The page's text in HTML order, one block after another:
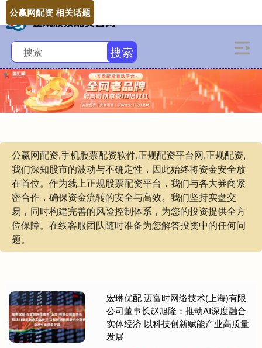
搜索
公赢网配资,手机股票配资软件,正规配资平台网,正规配资,
我们深知股市的波动与不确定性，因此始终将资金安全放
在首位。作为线上正规股票配资平台，我们与各大券商紧
密合作，确保资金流转的安全与高效。我们坚持实盘交
易，同时构建完善的风险控制体系，为您的投资提供全方
位保障。在线客服团队随时准备为您解答投资中的任何问
题。
公赢网配资 相关话题
宏琳优配 迈富时网络技术(上海)有限
公司董事长赵旭隆：推动AI深度融合
实体经济 以科技创新赋能产业高质量
发展